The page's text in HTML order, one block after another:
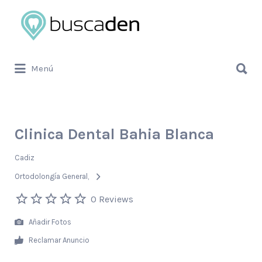
Buscar
por:
Menú
por:
Clinica Dental Bahia Blanca
Cadiz
Ortodolongía General
0 Reviews
Añadir Fotos
Reclamar Anuncio